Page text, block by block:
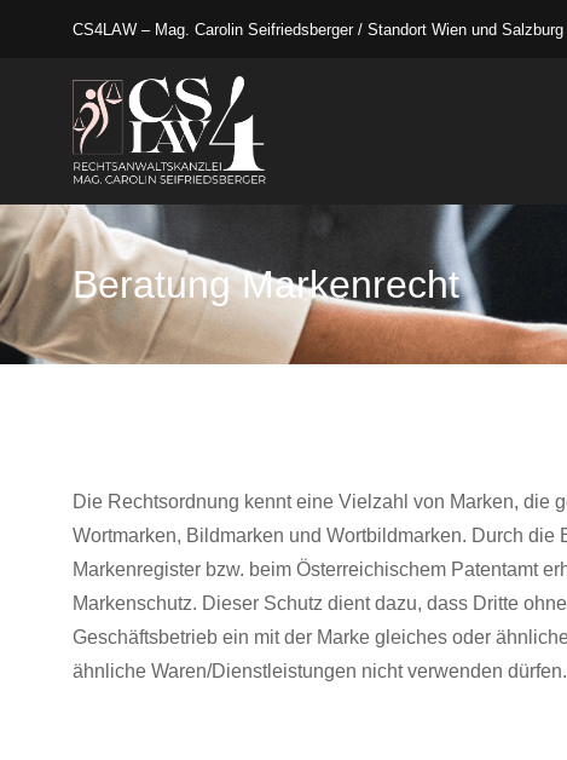
CS4LAW – Mag. Carolin Seifriedsberger / Standort Wien und Salzburg
Beratung Markenrecht
Die Rechtsordnung kennt eine Vielzahl von Marken, die
Wortmarken, Bildmarken und Wortbildmarken. Durch die
Markenregister bzw. beim Österreichischem Pa­tentamt
Markenschutz. Dieser Schutz dient dazu, dass Dritte
Geschäftsbetrieb ein mit der Marke gleiches oder
ähnliche Wa­ren/Dienstleistungen nicht verwenden dürfen.